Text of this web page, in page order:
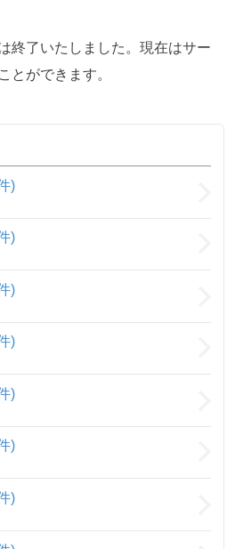
終了いたしました。現在はサー
とができます。
)
)
)
)
)
)
)